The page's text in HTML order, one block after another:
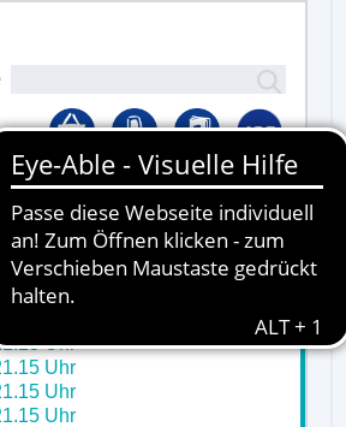
Lernplattform
Uhr
Uhr
Uhr
Uhr